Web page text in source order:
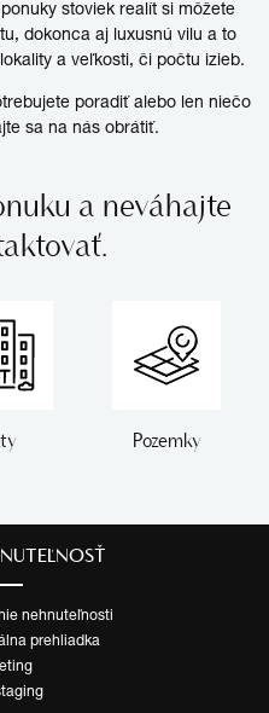
stoviek realít si môžete
dokonca aj luxusnú vilu a to
a veľkosti, či počtu izieb.
poradiť alebo len niečo
sa na nás obrátiť.
a neváhajte
Pozemky
nehnuteľnosti
prehliadka